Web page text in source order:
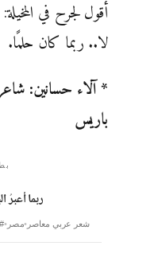
أقول لجرح في المخيلة:
لا.. ربما كان حلمًا.
* آلاء حسانين:
باريس
ربما أعبرُ
شعر عربي معاصر مصر